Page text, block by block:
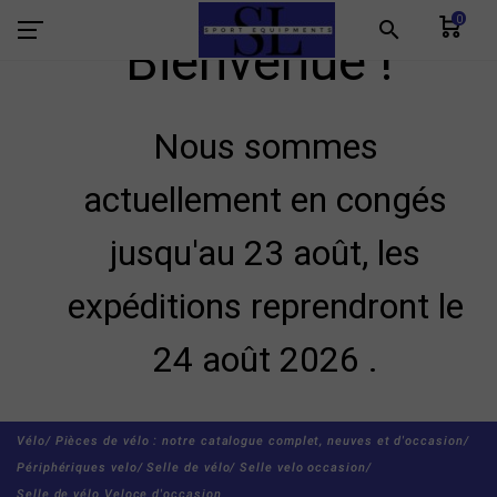
search 0
Bienvenue !
Nous sommes
actuellement en congés
jusqu'au 23 août, les
expéditions reprendront le
24 août 2026 .
Vélo/ Pièces de vélo : notre catalogue complet, neuves et d'occasion/
Périphériques velo/ Selle de vélo/ Selle velo occasion/